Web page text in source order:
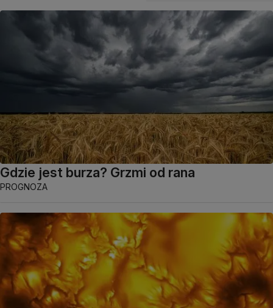
Gdzie jest burza? Grzmi od rana
PROGNOZA